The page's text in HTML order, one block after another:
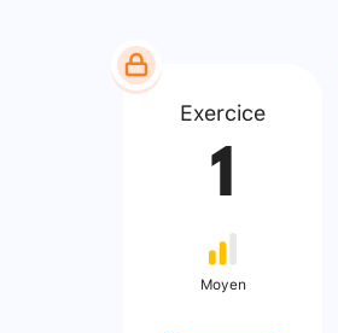
Exercice
1
Moyen